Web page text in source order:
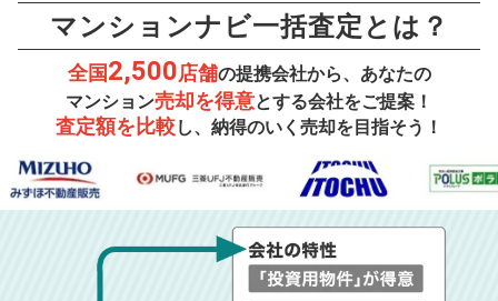
マンションナビ一括査定とは？
全国2,500店舗の提携会社から、あなたの
マンション売却を得意とする会社をご提案！
査定額を比較し、納得のいく売却を目指そう！